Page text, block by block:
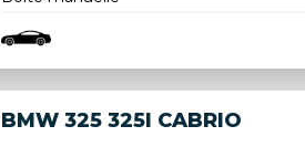
BMW 325 325I CABRIO